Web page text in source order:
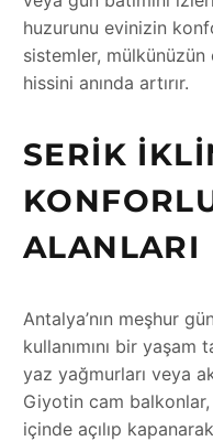
huzurunu evinizin
sistemler,
hissini anında artırır.
SERIK
ALANLARI
Antalya’nın meşhur
kullanımını bir yaşam
yaz yağmurları veya
Giyotin cam
içinde açılıp